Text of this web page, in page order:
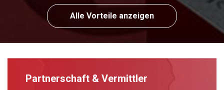
Alle Vorteile anzeigen
Partnerschaft & Vermittler